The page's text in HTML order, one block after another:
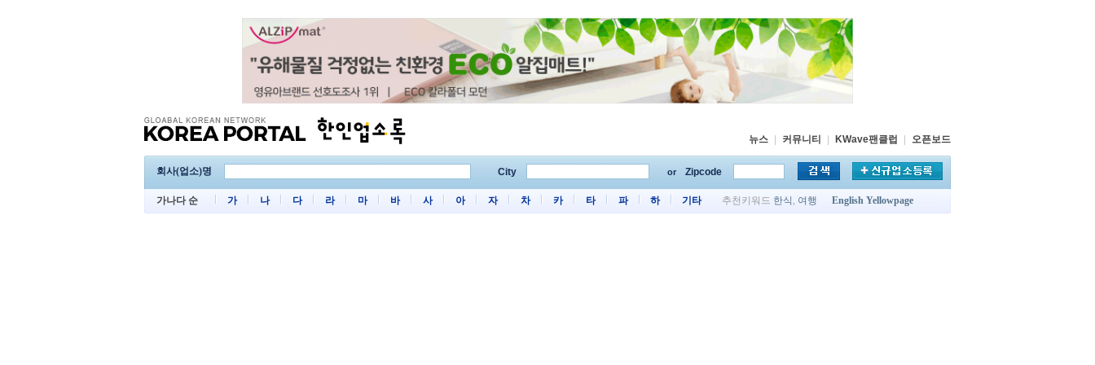
뉴스 커뮤니티 KWave팬클럽 오픈보드
회사(업소)명 City or Zipcode
가나다 순 가 나 다 라 마 바 사 아 자 차 카 타 파 하 기타 추천키워드 한식 , 여행 English Yellowpage